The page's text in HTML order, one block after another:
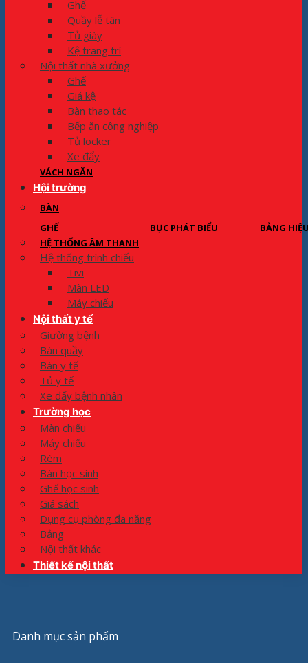
Ghế
Quầy lễ tân
Tủ giày
Kệ trang trí
Nội thất nhà xưởng
Ghế
Giá kệ
Bàn thao tác
Bếp ăn công nghiệp
Tủ locker
Xe đẩy
VÁCH NGĂN
Hội trường
BÀN
GHẾ
BỤC PHÁT BIỂU
BẢNG
HỆ THỐNG ÂM THANH
Hệ thống trình chiếu
Tivi
Màn LED
Máy chiếu
Nội thất y tế
Giường bệnh
Bàn quầy
Bàn y tế
Tủ y tế
Xe đẩy bệnh nhân
Trường học
Màn chiếu
Máy chiếu
Rèm
Bàn học sinh
Ghế học sinh
Giá sách
Dụng cụ phòng đa năng
Bảng
Nội thất khác
Thiết kế nội thất
Danh mục sản phẩm